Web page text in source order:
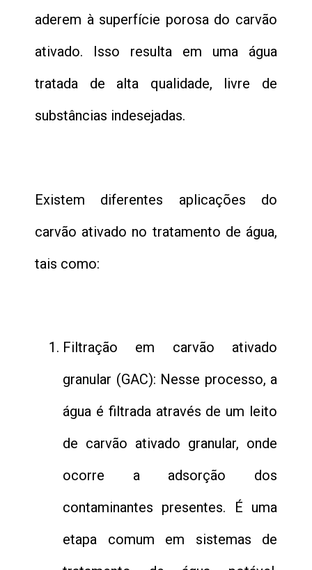
aderem à superfície porosa do carvão
ativado. Isso resulta em uma água
tratada de alta qualidade, livre de
substâncias indesejadas.
Existem diferentes aplicações do
carvão ativado no tratamento de água,
tais como:
Filtração em carvão ativado
granular (GAC): Nesse processo, a
água é filtrada através de um leito
de carvão ativado granular, onde
ocorre a adsorção dos
contaminantes presentes. É uma
etapa comum em sistemas de